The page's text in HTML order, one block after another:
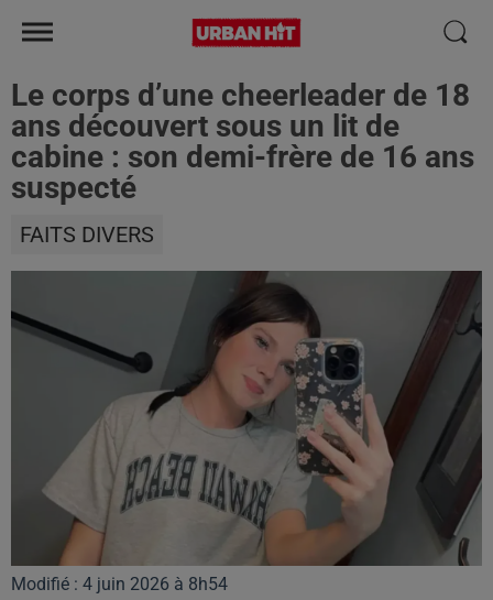
Le corps d’une cheerleader de 18
ans découvert sous un lit de
cabine : son demi-frère de 16 ans
suspecté
FAITS DIVERS
Modifié : 4 juin 2026 à 8h54